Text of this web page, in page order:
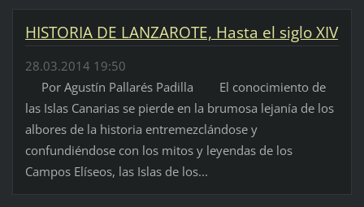
HISTORIA DE LANZAROTE, Hasta el siglo XIV
28.03.2014 19:50
Por Agustín Pallarés Padilla El conocimiento de
las Islas Canarias se pierde en la brumosa lejanía de los
albores de la historia entremezclándose y
confundiéndose con los mitos y leyendas de los
Campos Elíseos, las Islas de los...